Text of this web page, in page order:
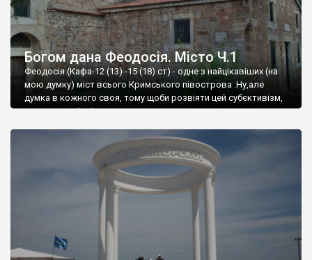
Богом дана Феодосія. Місто Ч.1
Феодосія (Кафа-12 (13) -15 (18) ст) - одне з найцікавіших (на
мою думку) міст всього Кримського півострова .Ну,але
думка в кожного своя, тому щоби розвіяти цей субєктивізм,
запрошую відвідати це